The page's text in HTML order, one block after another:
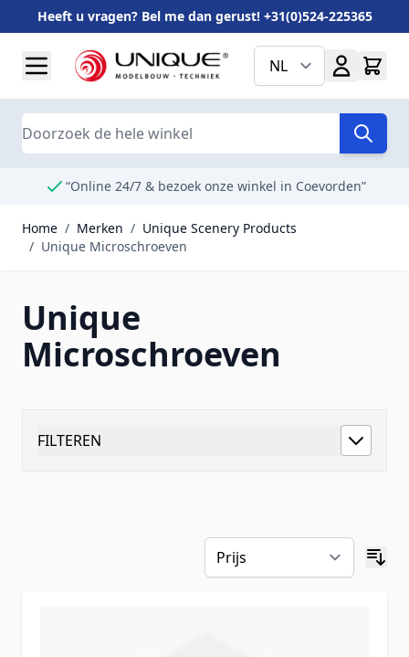
Heeft u vragen? Bel me dan gerust! +31(0)524-225365
NL
Search
“Online 24/7 & bezoek onze winkel in Coevorden”
Home / Merken / Unique Scenery Products
/ Unique Microschroeven
Unique
Microschroeven
FILTEREN